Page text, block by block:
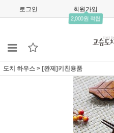
로그인 회원가입
2,000원 적립
도치 하우스 > [완제]키친용품